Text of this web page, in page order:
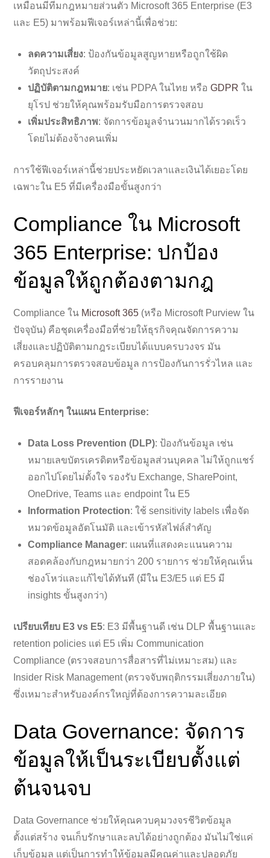
เหมือนมีทีมกฎหมายส่วนตัว Microsoft 365 Enterprise (E3
และ E5) มาพร้อมฟีเจอร์เหล่านี้เพื่อช่วย:
ลดความเสี่ยง: ป้องกันข้อมูลสูญหายหรือถูกใช้ผิด
วัตถุประสงค์
ปฏิบัติตามกฎหมาย: เช่น PDPA ในไทย หรือGDPR ใน
ยุโรป ช่วยให้คุณพร้อมรับมือการตรวจสอบ
เพิ่มประสิทธิภาพ: จัดการข้อมูลจำนวนมากได้รวดเร็ว
โดยไม่ต้องจ้างคนเพิ่ม
การใช้ฟีเจอร์เหล่านี้ช่วยประหยัดเวลาและเงินได้เยอะโดย
เฉพาะใน E5 ที่มีเครื่องมือขั้นสูงกว่า
Compliance ใน Microsoft
365 Enterprise: ปกป้อง
ข้อมูลให้ถูกต้องตามกฎ
Compliance ใน Microsoft 365 (หรือ Microsoft Purview ใน
ปัจจุบัน) คือชุดเครื่องมือที่ช่วยให้ธุรกิจคุณจัดการความ
เสี่ยงและปฏิบัติตามกฎระเบียบได้แบบครบวงจร มัน
ครอบคลุมการตรวจสอบข้อมูล การป้องกันการรั่วไหล และ
การรายงาน
ฟีเจอร์หลักๆ ในแผน Enterprise:
Data Loss Prevention (DLP): ป้องกันข้อมูล เช่น
หมายเลขบัตรเครดิตหรือข้อมูลส่วนบุคคล ไม่ให้ถูกแชร์
ออกไปโดยไม่ตั้งใจ รองรับ Exchange, SharePoint,
OneDrive, Teams และ endpoint ใน E5
Information Protection: ใช้ sensitivity labels เพื่อจัด
หมวดข้อมูลอัตโนมัติ และเข้ารหัสไฟล์สำคัญ
Compliance Manager: แผนที่แสดงคะแนนความ
สอดคล้องกับกฎหมายกว่า 200 รายการ ช่วยให้คุณเห็น
ช่องโหว่และแก้ไขได้ทันที (มีใน E3/E5 แต่ E5 มี
insights ขั้นสูงกว่า)
เปรียบเทียบ E3 vs E5: E3 มีพื้นฐานดี เช่น DLP พื้นฐานและ
retention policies แต่ E5 เพิ่ม Communication
Compliance (ตรวจสอบการสื่อสารที่ไม่เหมาะสม) และ
Insider Risk Management (ตรวจจับพฤติกรรมเสี่ยงภายใน)
ซึ่งเหมาะสำหรับองค์กรใหญ่ที่ต้องการความละเอียด
Data Governance: จัดการ
ข้อมูลให้เป็นระเบียบตั้งแต่
ต้นจนจบ
Data Governance ช่วยให้คุณควบคุมวงจรชีวิตข้อมูล
ตั้งแต่สร้าง จนเก็บรักษาและลบได้อย่างถูกต้อง มันไม่ใช่แค่
เก็บข้อมูล แต่เป็นการทำให้ข้อมูลมีคุณค่าและปลอดภัย